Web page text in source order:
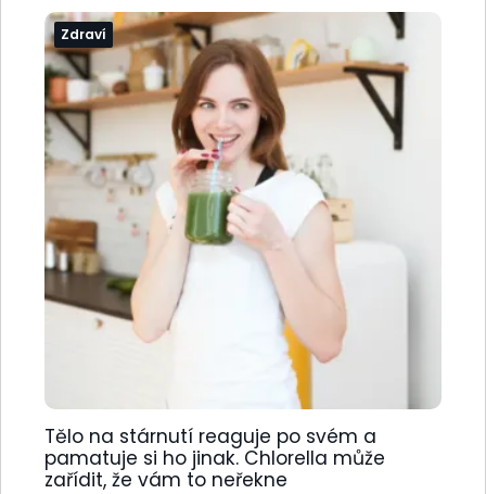
Zdraví
Tělo na stárnutí reaguje po svém a
pamatuje si ho jinak. Chlorella může
zařídit, že vám to neřekne